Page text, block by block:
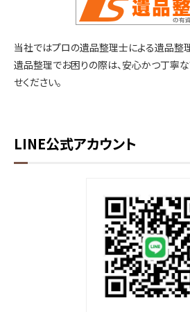
当社ではプロの遺品整理士による遺品整理
遺品整理でお困りの際は、安心かつ丁寧
せください。
LINE公式アカウント